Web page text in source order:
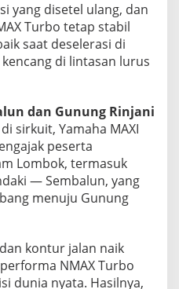
yang disetel ulang, dan
Turbo tetap stabil
saat deselerasi di
di lintasan lurus
dan Gunung Rinjani
sirkuit, Yamaha MAXI
peserta
Lombok, termasuk
— Sembalun, yang
menuju Gunung
kontur jalan naik
NMAX Turbo
dunia nyata. Hasilnya,